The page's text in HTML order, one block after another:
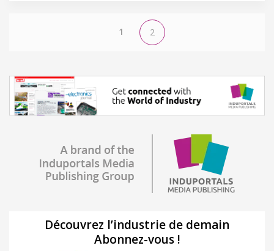
1 2
Découvrez l’industrie de demain
Abonnez-vous !